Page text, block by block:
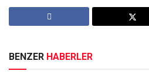
BENZER HABERLER